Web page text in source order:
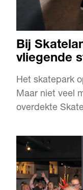
Bij
vliegende
Het skatepark
Maar niet veel
overdekte
“We roepen
doen”, geeft
Skatelander in
wil niet zeggen